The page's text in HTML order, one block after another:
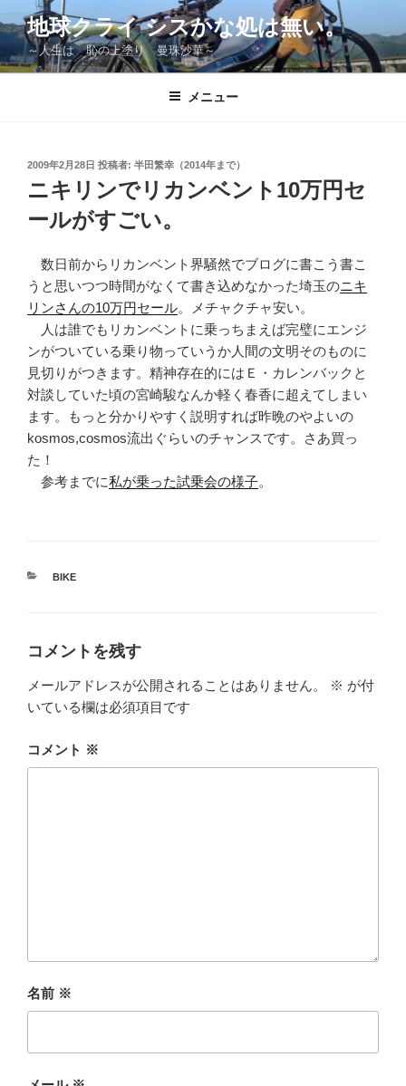
ン
テ
ン
地球クライ シスかな処は無い。
～人生は 恥の上塗り 曼珠沙華～
メニュー
投
日:
2009年2月28日 投稿者: 半田繁幸（2014年まで）
ニキリンでリカンベント10万円セ
ールがすごい。
数日前からリカンベント界騒然でブログに書こう書こ
うと思いつつ時間がなくて書き込めなかった埼玉のニキ
リンさんの10万円セール。メチャクチャ安い。
人は誰でもリカンベントに乗っちまえば完璧にエンジ
ンがついている乗り物っていうか人間の文明そのものに
見切りがつきます。精神存在的にはＥ・カレンバックと
対談していた頃の宮崎駿なんか軽く春香に超えてしまい
ます。もっと分かりやすく説明すれば昨晩のやよいの
kosmos,cosmos流出ぐらいのチャンスです。さあ買っ
た！
参考までに私が乗った試乗会の様子。
カ
BIKE
コメントを残す
メールアドレスが公開されることはありません。 ※ が付
いている欄は必須項目です
コメント ※
名前 ※